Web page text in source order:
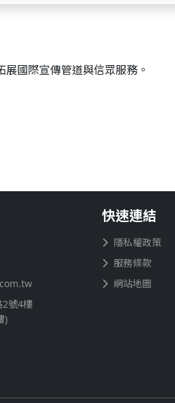
國際宣傳管道與信眾服務。
2號4樓
)
快速連結
隱私權政策
服務條款
網站地圖